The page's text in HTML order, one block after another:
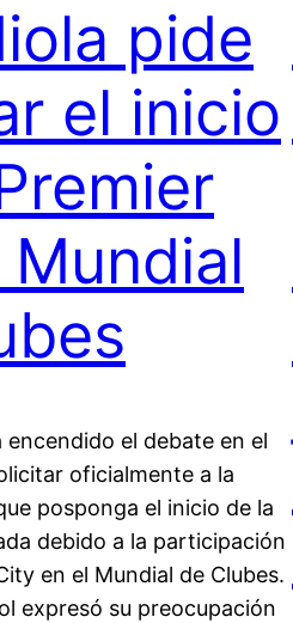
pide
el inicio
encendido el debate en el
oficialmente a la
posponga el inicio de la
debido a la participación
en el Mundial de Clubes.
expresó su preocupación